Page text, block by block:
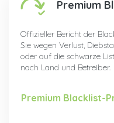
Premium
Offizieller Bericht der
Sie wegen Verlust,
oder auf die schwarze
nach Land und Betreiber.
Premium Blacklist-